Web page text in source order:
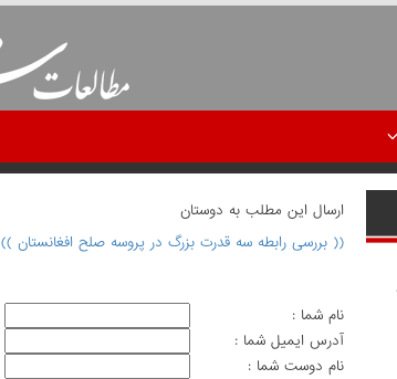
ارسال اين مطلب به دوستان
(( بررسی رابطه سه قدرت بزرگ در پروسه صلح افغانستان ))
نام شما :
آدرس ايميل شما :
نام دوست شما :